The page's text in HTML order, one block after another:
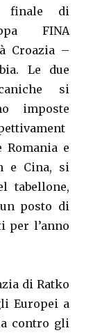
finale di
FINA
Croazia –
Le due
si
imposte
Romania e
e Cina, si
tabellone,
posto di
per l’anno
di Ratko
Europei a
contro gli